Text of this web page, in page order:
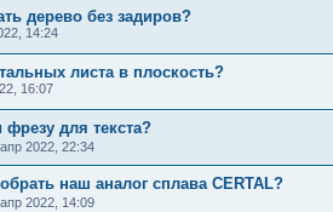
дерево без задиров?
14:24
листа в плоскость?
16:07
фрезу для текста?
2022, 22:34
наш аналог сплава CERTAL?
2022, 14:09